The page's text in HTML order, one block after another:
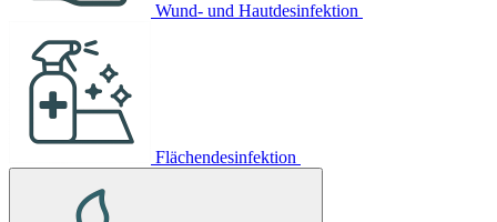
Wund- und Hautdesinfektion
Flächendesinfektion